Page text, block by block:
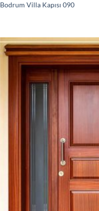
Bodrum Villa Kapısı 090